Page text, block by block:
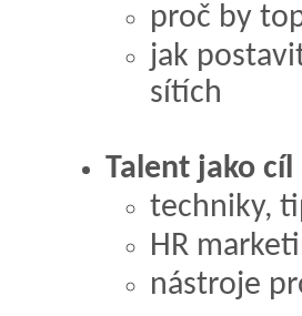
proč by
jak
sítích
Talent jako
techniky,
HR
nástroje